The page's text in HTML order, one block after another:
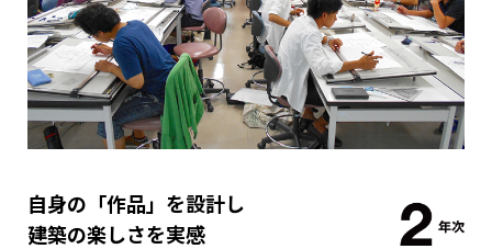
自身の「作品」を設計し
建築の楽しさを実感